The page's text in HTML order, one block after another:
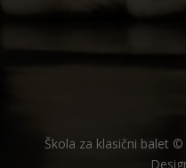
Škola za klasični balet